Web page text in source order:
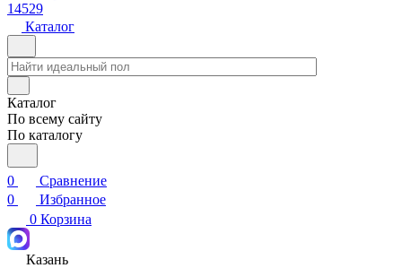
14529
Каталог
Каталог
По всему сайту
По каталогу
0
Сравнение
0
Избранное
0 Корзина
Казань